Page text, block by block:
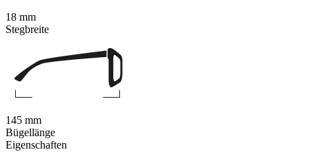
Eigenschaften
18 mm
Stegbreite
145 mm
Bügellänge